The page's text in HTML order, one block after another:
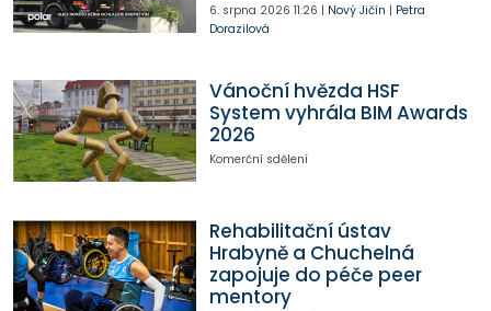
6. srpna 2026 11:26 | Nový Jičín | Petra
Dorazilová
Vánoční hvězda HSF
System vyhrála BIM Awards
2026
Komerční sdělení
Rehabilitační ústav
Hrabyně a Chuchelná
zapojuje do péče peer
mentory